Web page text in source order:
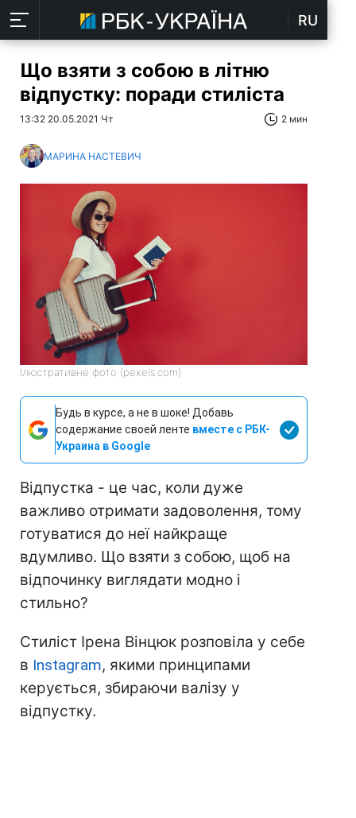
RU
Що взяти з собою в літню
відпустку: поради стиліста
13:32 20.05.2021 Чт 2 мин
МАРИНА НАСТЕВИЧ
Ілюстративне фото (pexels.com)
Будь в курсе, а не в шоке! Добавь
содержание своей ленте вместе с РБК-
Украина в Google
Відпустка - це час, коли дуже
важливо отримати задоволення, тому
готуватися до неї найкраще
вдумливо. Що взяти з собою, щоб на
відпочинку виглядати модно і
стильно?
Стиліст Ірена Вінцюк розповіла у себе
в Instagram, якими принципами
керується, збираючи валізу у
відпустку.